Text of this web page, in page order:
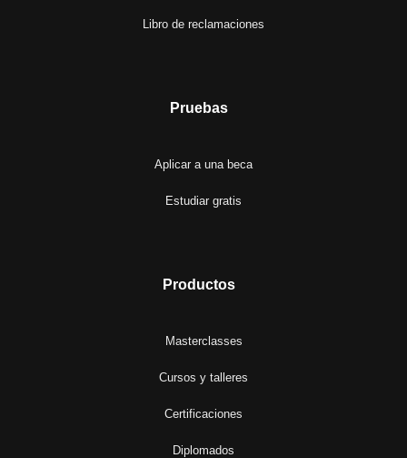
Libro de reclamaciones
Pruebas
Aplicar a una beca
Estudiar gratis
Productos
Masterclasses
Cursos y talleres
Certificaciones
Diplomados